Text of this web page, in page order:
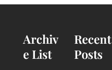
Archiv
e List
Recent
Posts